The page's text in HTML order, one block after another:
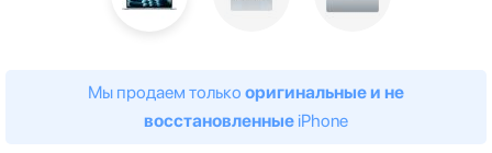
Мы продаем только оригинальные и не
восстановленные iPhone